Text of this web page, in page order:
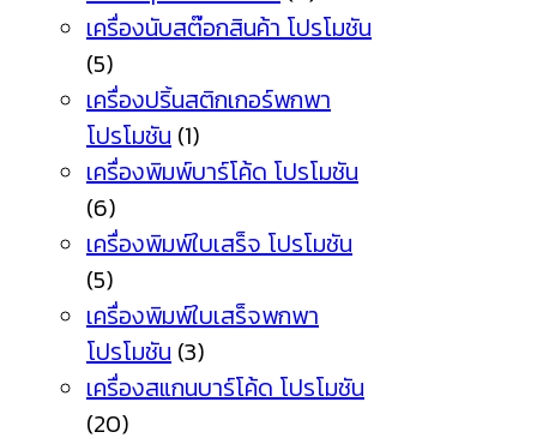
เครื่องนับสต๊อกสินค้า โปรโมชัน
(5)
เครื่องปริ้นสติกเกอร์พกพา
โปรโมชัน (1)
เครื่องพิมพ์บาร์โค้ด โปรโมชัน
(6)
เครื่องพิมพ์ใบเสร็จ โปรโมชัน
(5)
เครื่องพิมพ์ใบเสร็จพกพา
โปรโมชัน (3)
เครื่องสแกนบาร์โค้ด โปรโมชัน
(20)